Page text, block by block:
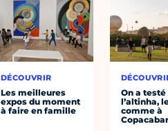
DÉCOUVRIR
Les meilleures
expos du moment
à faire en famille
On a testé
l’altinha,
comme à